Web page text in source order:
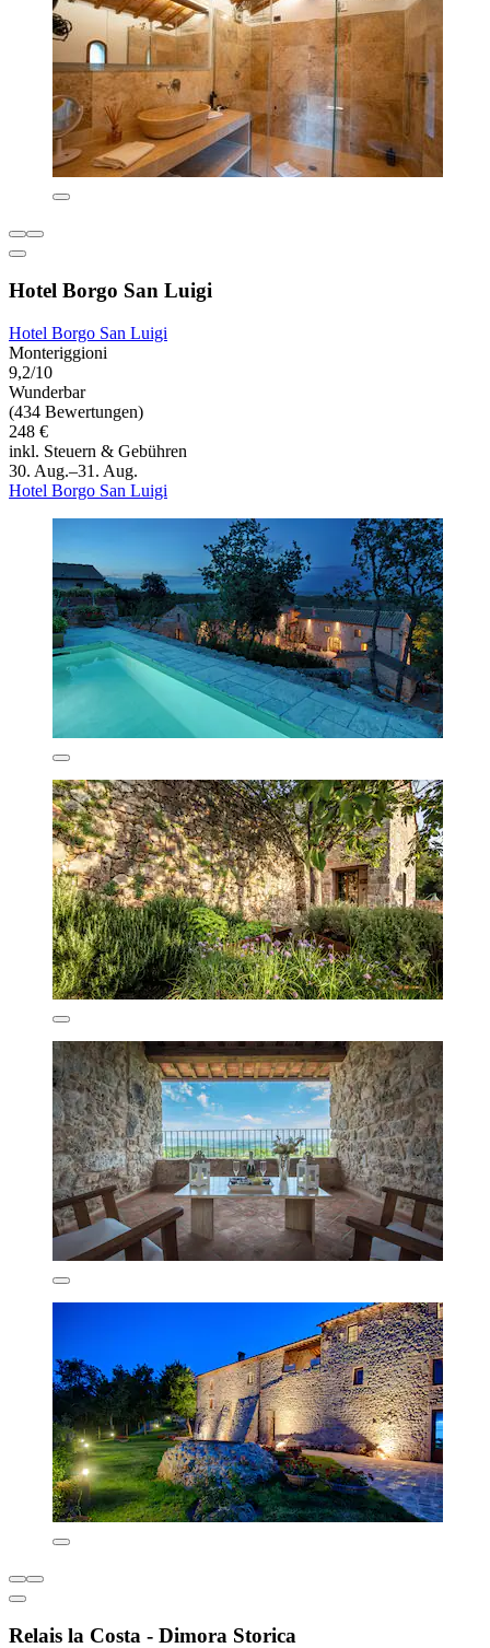
Hotel Borgo San Luigi
Hotel Borgo San Luigi
Monteriggioni
9,2/10
Wunderbar
(434 Bewertungen)
248 €
inkl. Steuern & Gebühren
30. Aug.–31. Aug.
Hotel Borgo San Luigi
Relais la Costa - Dimora Storica